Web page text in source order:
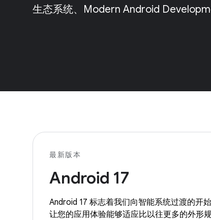
生态系统、Modern Android
最新版本
Android 17
Android 17 标志着我们向智能系统过渡的开
让您的应用体验能够适应比以往更多的外形